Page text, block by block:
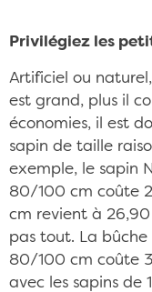
Privilégiez les
Artificiel ou
est grand, plus il
économies, il est
sapin de taille
exemple, le sapin
80/100 cm coûte
cm revient à 26,90
pas tout. La
80/100 cm coûte
avec les sapins de